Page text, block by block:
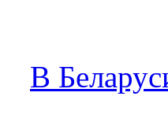
В